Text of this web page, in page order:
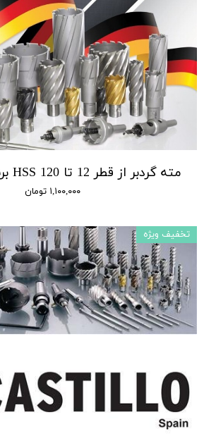
مته گردبر از قطر 12 تا 120 HSS برند گرولن آلمان
۱,۱۰۰,۰۰۰ تومان
تخفیف ویژه